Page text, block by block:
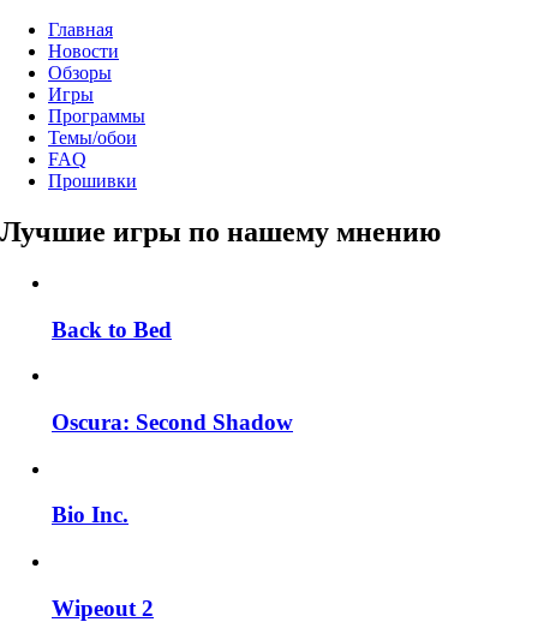
Главная
Новости
Обзоры
Игры
Программы
Темы/обои
FAQ
Прошивки
Лучшие игры по нашему мнению
Back to Bed
Oscura: Second Shadow
Bio Inc.
Wipeout 2